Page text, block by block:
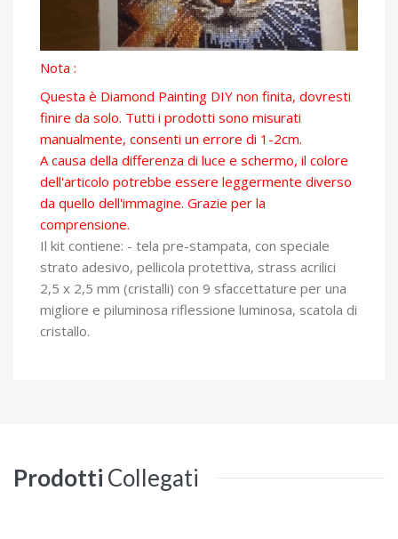
Nota :
Questa è Diamond Painting DIY non finita, dovresti
finire da solo. Tutti i prodotti sono misurati
manualmente, consenti un errore di 1-2cm.
A causa della differenza di luce e schermo, il colore
dell'articolo potrebbe essere leggermente diverso
da quello dell'immagine. Grazie per la
comprensione.
Il kit contiene: - tela pre-stampata, con speciale
strato adesivo, pellicola protettiva, strass acrilici
2,5 x 2,5 mm (cristalli) con 9 sfaccettature per una
migliore e piluminosa riflessione luminosa, scatola di
cristallo.
Prodotti Collegati